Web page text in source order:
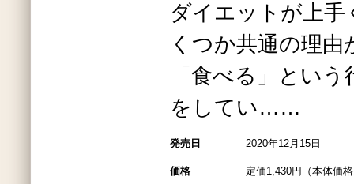
ダイエットが上
くつか共通の理
「食べる」とい
をしてい……
発売日 2020年12月15日
価格 定価1,430円（本体価